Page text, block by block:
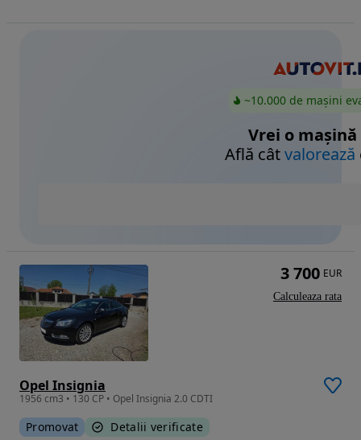
~10.000 de mașini
Vrei o mașină
Află câtvalorează
Opel Insignia
1956 cm3 • 130 CP • Opel Insignia 2.0 CDTI
Promovat Detalii verificate
3 700 EUR
Calculeaza rata